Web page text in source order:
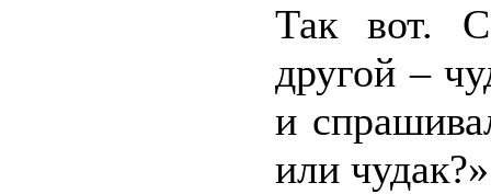
Так вот.
другой –
и
или